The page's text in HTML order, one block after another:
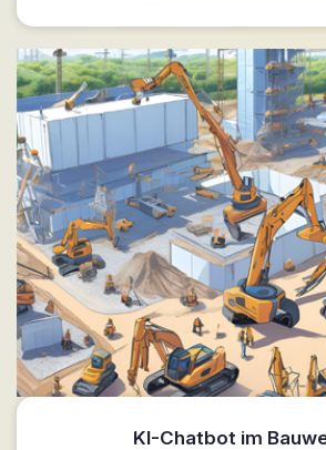
KI-Chatbot im